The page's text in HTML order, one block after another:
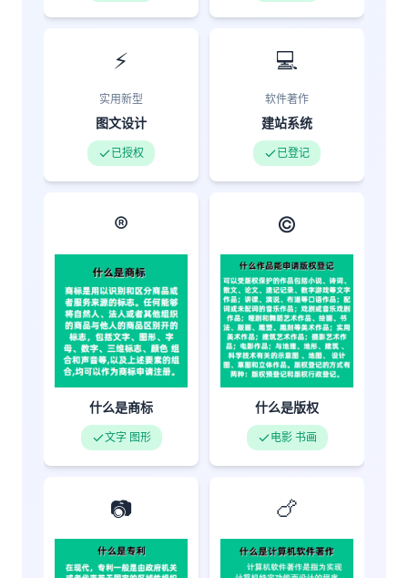
⚡
实用新型
图文设计
已授权
💻
软件著作
建站系统
已登记
®️
什么是商标
文字 图形
©️
什么是版权
电影 书画
📷 🍗